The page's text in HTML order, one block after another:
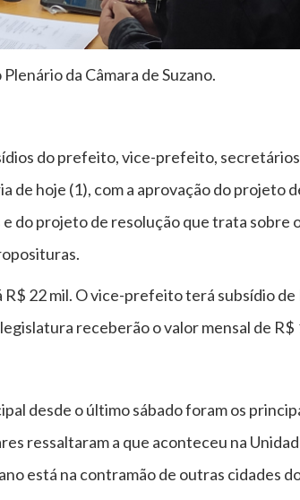
da Câmara de Suzano.
do prefeito, vice-prefeito,
de hoje (1), com a aprovação do projeto
projeto de resolução que trata sobre
22 mil. O vice-prefeito terá subsídio de
receberão o valor mensal de R$
desde o último sábado foram os
ressaltaram a que aconteceu na
está na contramão de outras cidades